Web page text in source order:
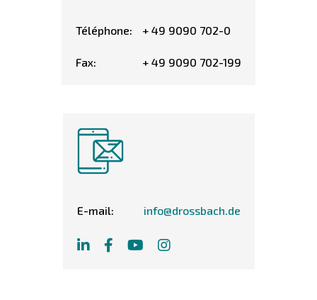
Téléphone: + 49 9090 702-0
Fax: + 49 9090 702-199
E-mail: info@drossbach.de